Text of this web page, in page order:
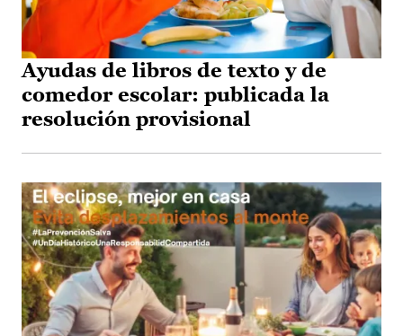
Ayudas de libros de texto y de
comedor escolar: publicada la
resolución provisional